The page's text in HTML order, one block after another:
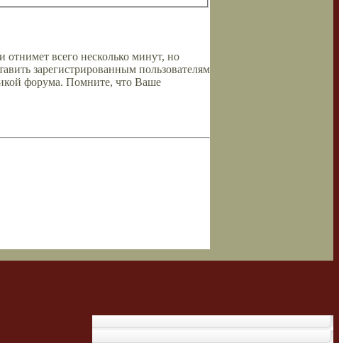
всего несколько минут, но
зарегистрированным пользователям
форума. Помните, что Ваше